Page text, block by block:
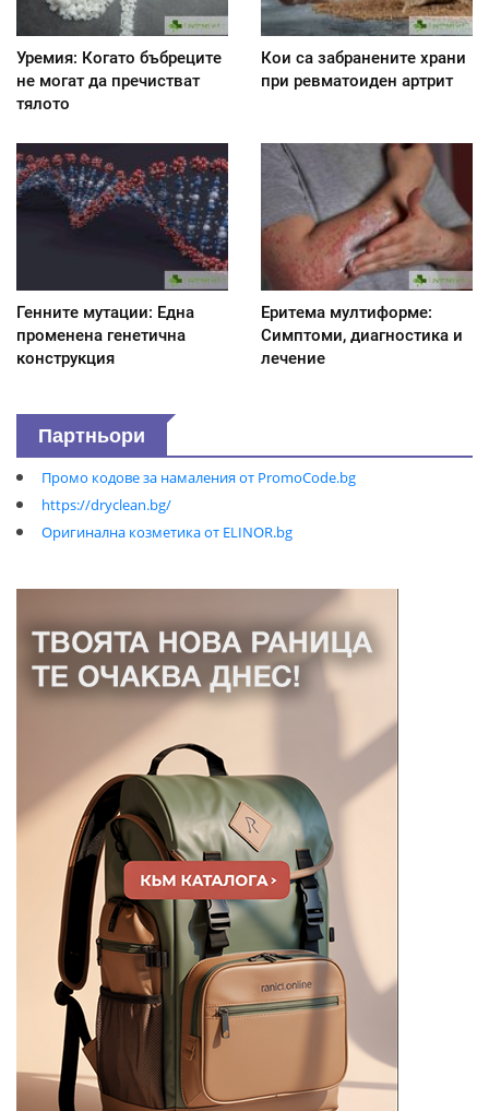
Уремия: Когато бъбреците
не могат да пречистват
тялото
Кои са забранените храни
при ревматоиден артрит
Генните мутации: Една
променена генетична
конструкция
Еритема мултиформе:
Симптоми, диагностика и
лечение
Партньори
Промо кодове за намаления от PromoCode.bg
https://dryclean.bg/
Оригинална козметика от ELINOR.bg